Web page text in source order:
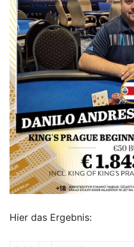
Hier das Ergebnis: